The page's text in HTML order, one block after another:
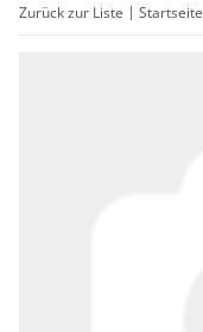
Zurück zur Liste Startseite